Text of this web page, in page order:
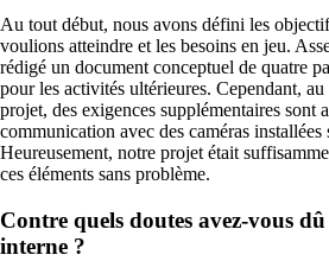
Au tout début, nous avons défini les
voulions atteindre et les besoins en jeu.
rédigé un document conceptuel de quatre
pour les activités ultérieures. Cependant,
projet, des exigences supplémentaires sont
communication avec des caméras installées
Heureusement, notre projet était
ces éléments sans problème.
Contre quels doutes avez-vous
interne ?